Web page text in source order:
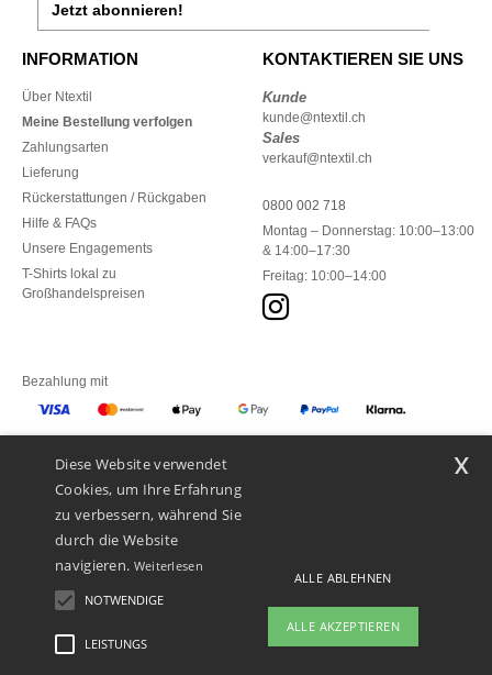
Jetzt abonnieren!
INFORMATION
Über Ntextil
Meine Bestellung verfolgen
Zahlungsarten
Lieferung
Rückerstattungen / Rückgaben
Hilfe & FAQs
Unsere Engagements
T-Shirts lokal zu
Großhandelspreisen
KONTAKTIEREN SIE UNS
Kunde
kunde@ntextil.ch
Sales
verkauf@ntextil.ch
0800 002 718
Montag – Donnerstag: 10:00–13:00
& 14:00–17:30
Freitag: 10:00–14:00
Bezahlung mit
Unsere Paketzusteller
Diese Website verwendet
Cookies, um Ihre Erfahrung
zu verbessern, während Sie
durch die Website
navigieren. Weiterlesen
NOTWENDIGE
LEISTUNGS
ALLE ABLEHNEN
ALLE AKZEPTIEREN
x